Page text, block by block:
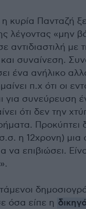
κυρία Πανταζή
λέγοντας «μην
αντιδιαστιλή με
συναίνεση.
ένα ανήλικο
π.χ ότι οι
για συνεύρευση
ότι δεν την
Προκύπτει
η 12χρονη) μια
να επιβιώσει.
όσα είπε η